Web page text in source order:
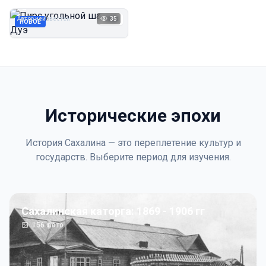
НОВОЕ 1923
Автор неизвестен 35
Исторические эпохи
История Сахалина — это переплетение культур и
государств. Выберите период для изучения.
Сахалинская каторга: 1869 - 1906 гг
156фото